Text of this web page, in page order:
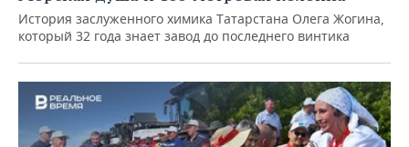
История заслуженного химика Татарстана Олега Жогина,
который 32 года знает завод до последнего винтика